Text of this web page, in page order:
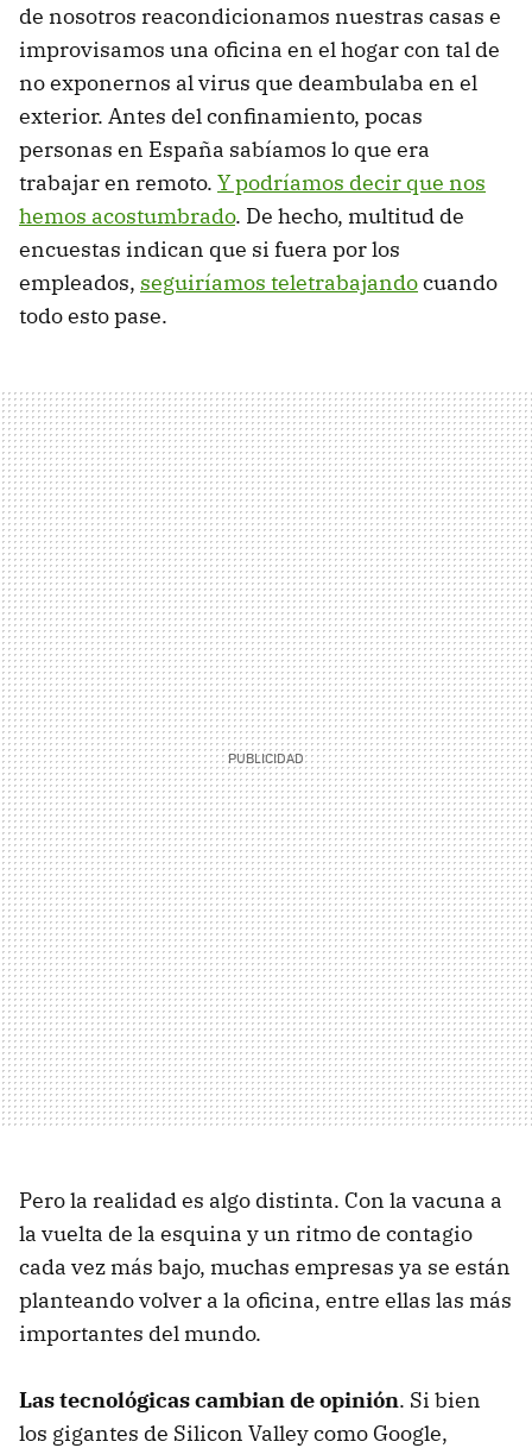
de nosotros reacondicionamos nuestras casas e
improvisamos una oficina en el hogar con tal de
no exponernos al virus que deambulaba en el
exterior. Antes del confinamiento, pocas
personas en España sabíamos lo que era
trabajar en remoto. Y podríamos decir que nos
hemos acostumbrado. De hecho, multitud de
encuestas indican que si fuera por los
empleados, seguiríamos teletrabajandocuando
todo esto pase.
Pero la realidad es algo distinta. Con la vacuna a
la vuelta de la esquina y un ritmo de contagio
cada vez más bajo, muchas empresas ya se están
planteando volver a la oficina, entre ellas las más
importantes del mundo.
Las tecnológicas cambian de opinión. Si bien
los gigantes de Silicon Valley como Google,